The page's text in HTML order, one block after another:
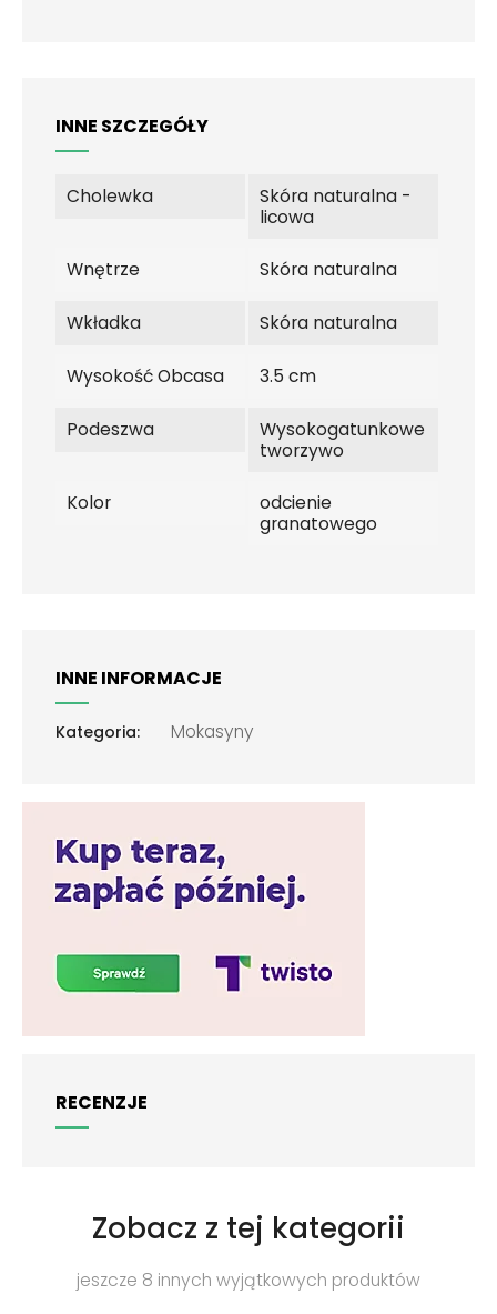
INNE SZCZEGÓŁY
Cholewka
Skóra naturalna -
licowa
Wnętrze Skóra naturalna
Wkładka Skóra naturalna
Wysokość Obcasa 3.5 cm
Podeszwa
Wysokogatunkowe
tworzywo
Kolor
odcienie
granatowego
INNE INFORMACJE
Kategoria: Mokasyny
RECENZJE
Zobacz z tej kategorii
jeszcze 8 innych wyjątkowych produktów